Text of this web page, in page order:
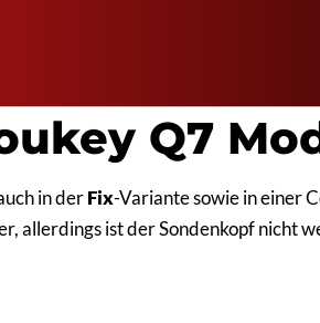
Q7
in derFix-Variante sowie in einer
allerdings ist der Sondenkopf nicht